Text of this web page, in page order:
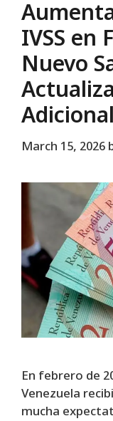
IVSS en
Nuevo
March 15, 2026
En febrero de
Venezuela
mucha